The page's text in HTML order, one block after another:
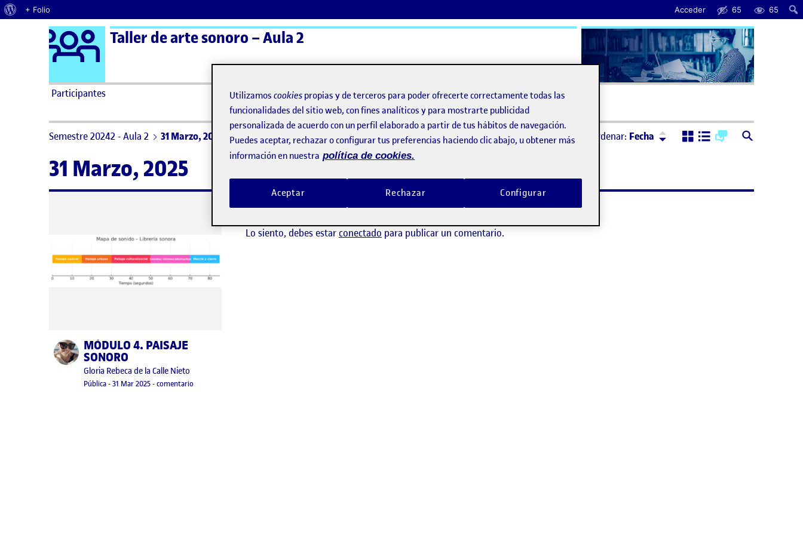
Acerca de WordPress
+ Folio Acceder 65 65
Saltar al contenido Logo Ágora
Taller de arte sonoro – Aula 2
Participantes ActiFolios Ayuda
Semestre 20242 - Aula 2 31 Marzo, 2025 Ordenar: Fecha Ordenar:Descendente
31 Marzo, 2025
Publicado porMÓDULO 4. PAISAJE
SONORO
Publicado por
Gloria Rebeca de la Calle Nieto
Visibilidad:
Pública-Fecha de publicación
31 Mar 202523 septiembre, 2025 7:19 pm
-comentario
No hay comentarios.
Lo siento, debes estarconectado para publicar un comentario.
Utilizamos cookies propias y de terceros para poder ofrecerte correctamente todas las
funcionalidades del sitio web, con fines analíticos y para mostrarte publicidad
personalizada de acuerdo con un perfil elaborado a partir de tus hábitos de navegación.
Puedes aceptar, rechazar o configurar tus preferencias haciendo clic abajo, u obtener más
información en nuestra política de cookies.
Rechazar
Aceptar Configurar